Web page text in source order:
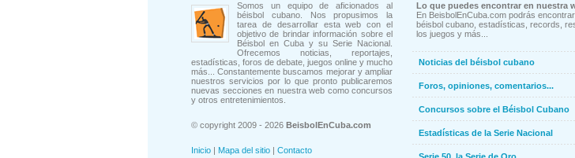
Somos un equipo de aficionados al
béisbol cubano. Nos propusimos la
tarea de desarrollar esta web con el
objetivo de brindar información sobre el
Béisbol en Cuba y su Serie Nacional.
Ofrecemos noticias, reportajes,
estadísticas, foros de debate, juegos online y mucho
más... Constantemente buscamos mejorar y ampliar
nuestros servicios por lo que pronto publicaremos
nuevas secciones en nuestra web como concursos
y otros entretenimientos.
© copyright 2009 - 2026 BeisbolEnCuba.com
Inicio | Mapa del sitio | Contacto
Lo que puedes encontrar en nuestra
En BeisbolEnCuba.com podrás
béisbol cubano, estadísticas, records,
los juegos y más...
Noticias del béisbol cubano
Foros, opiniones, comentarios...
Concursos sobre el Béisbol Cubano
Estadísticas de la Serie Nacional